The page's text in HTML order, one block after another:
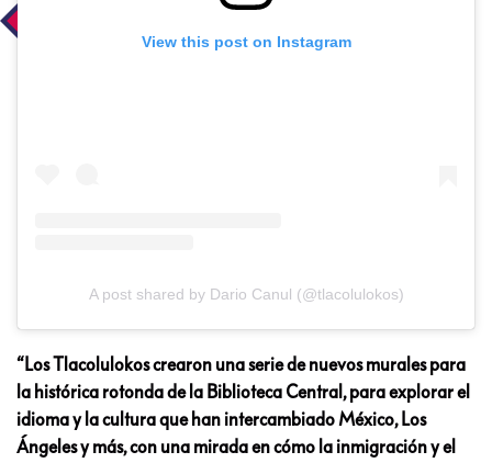
View this post on Instagram
A post shared by Dario Canul (@tlacolulokos)
“Los Tlacolulokos crearon una serie de nuevos murales para
la histórica rotonda de la Biblioteca Central, para explorar el
idioma y la cultura que han intercambiado México, Los
Ángeles y más, con una mirada en cómo la inmigración y el